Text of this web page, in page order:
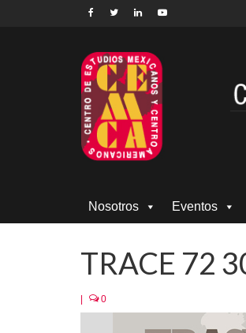
Nosotros Eventos
TRACE 72
| 0